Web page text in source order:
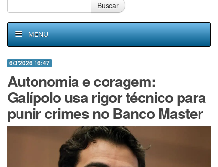
Buscar
MENU
6/3/2026 16:47
Autonomia e coragem:
Galípolo usa rigor técnico para
punir crimes no Banco Master